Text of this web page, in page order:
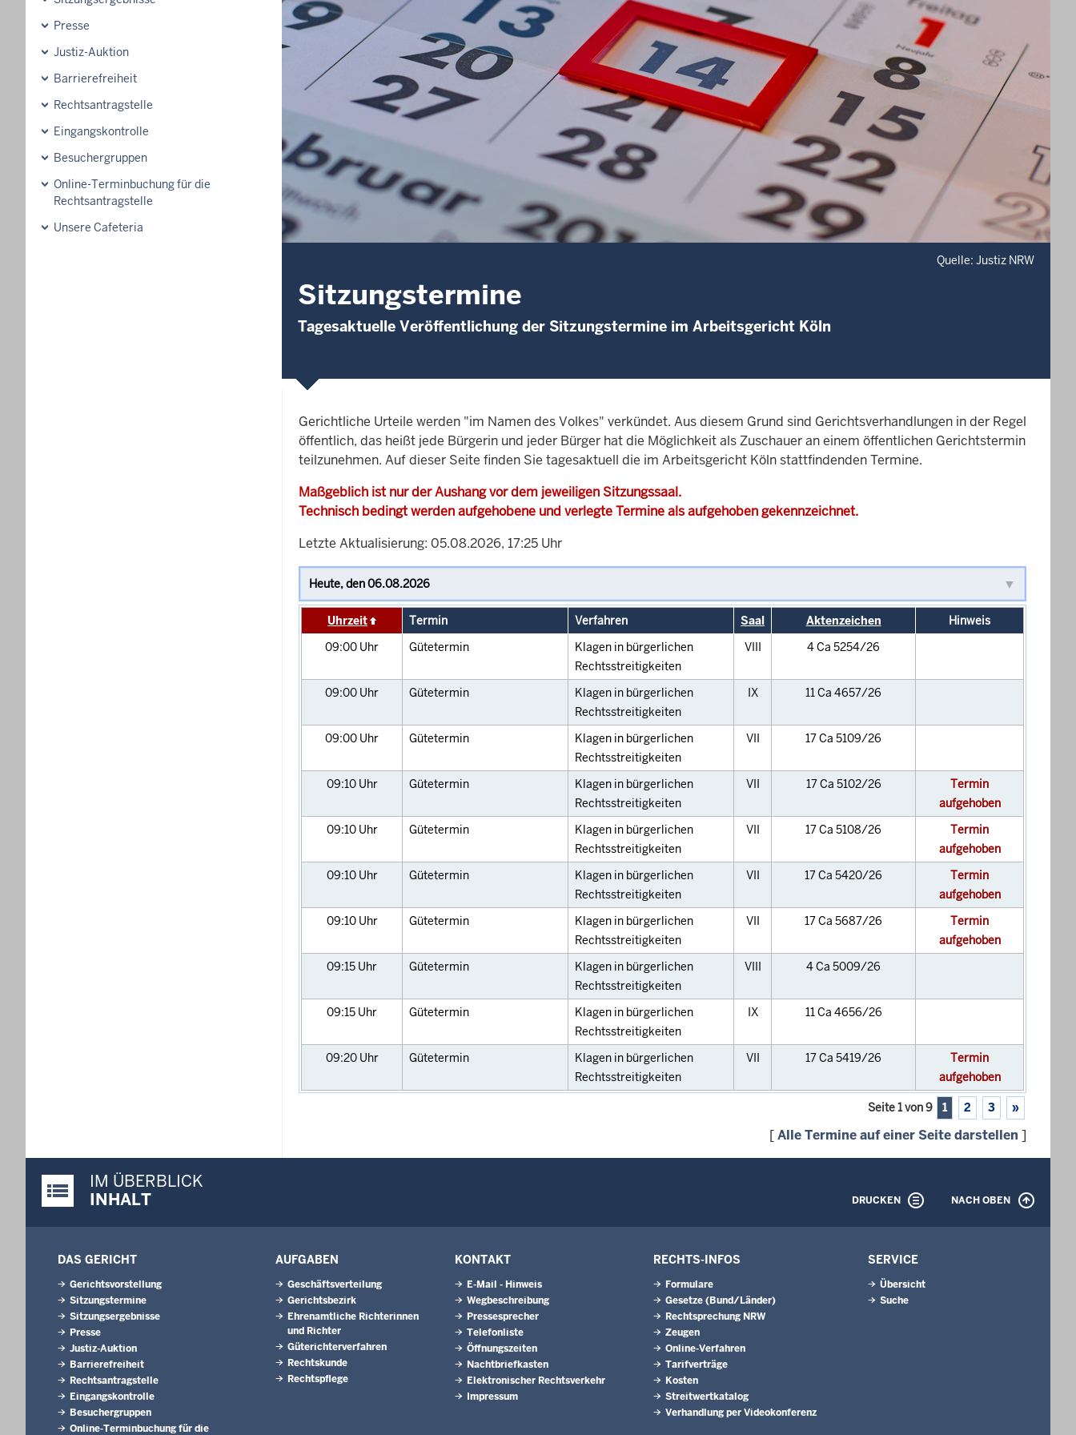
Presse
Justiz-Auktion
Barrierefreiheit
Rechtsantragstelle
Eingangskontrolle
Besuchergruppen
Online-Terminbuchung für die
Rechtsantragstelle
Unsere Cafeteria
Quelle: Justiz NRW
Sitzungstermine
Tagesaktuelle Veröffentlichung der Sitzungstermine im Arbeitsgericht Köln
Gerichtliche Urteile werden "im Namen des Volkes" verkündet. Aus diesem Grund sind Gerichtsverhandlungen in der Regel
öffentlich, das heißt jede Bürgerin und jeder Bürger hat die Möglichkeit als Zuschauer an einem öffentlichen Gerichtstermin
teilzunehmen. Auf dieser Seite finden Sie tagesaktuell die im Arbeitsgericht Köln stattfindenden Termine.
Maßgeblich ist nur der Aushang vor dem jeweiligen Sitzungssaal.
Technisch bedingt werden aufgehobene und verlegte Termine als aufgehoben gekennzeichnet.
Letzte Aktualisierung: 05.08.2026, 17:25 Uhr
Uhrzeit Termin Verfahren Saal Aktenzeichen
Hinweis
09:00 Uhr Gütetermin
Klagen in bürgerlichen
Rechtsstreitigkeiten
VIII 4 Ca 5254/26
09:00 Uhr Gütetermin
Klagen in bürgerlichen
Rechtsstreitigkeiten
IX 11 Ca 4657/26
09:00 Uhr Gütetermin
Klagen in bürgerlichen
Rechtsstreitigkeiten
VII 17 Ca 5109/26
09:10 Uhr Gütetermin
Klagen in bürgerlichen
Rechtsstreitigkeiten
VII 17 Ca 5102/26
Termin
aufgehoben
09:10 Uhr Gütetermin
Klagen in bürgerlichen
Rechtsstreitigkeiten
VII 17 Ca 5108/26
Termin
aufgehoben
09:10 Uhr Gütetermin
Klagen in bürgerlichen
Rechtsstreitigkeiten
VII 17 Ca 5420/26
Termin
aufgehoben
09:10 Uhr Gütetermin
Klagen in bürgerlichen
Rechtsstreitigkeiten
VII 17 Ca 5687/26
Termin
aufgehoben
09:15 Uhr Gütetermin
Klagen in bürgerlichen
Rechtsstreitigkeiten
VIII 4 Ca 5009/26
09:15 Uhr Gütetermin
Klagen in bürgerlichen
Rechtsstreitigkeiten
IX 11 Ca 4656/26
09:20 Uhr Gütetermin
Klagen in bürgerlichen
Rechtsstreitigkeiten
VII 17 Ca 5419/26
Termin
aufgehoben
Seite 1 von 9 1 2 3 »
[Alle Termine auf einer Seite darstellen ]
Justiz-Portal im Überblick:
IM ÜBERBLICK
INHALT
DRUCKEN NACH OBEN
DAS GERICHT
Gerichtsvorstellung
Sitzungstermine
Sitzungsergebnisse
Presse
Justiz-Auktion
Barrierefreiheit
Rechtsantragstelle
Eingangskontrolle
Besuchergruppen
Online-Terminbuchung für die
AUFGABEN
Geschäftsverteilung
Gerichtsbezirk
Ehrenamtliche Richterinnen
und Richter
Güterichterverfahren
Rechtskunde
Rechtspflege
KONTAKT
E-Mail - Hinweis
Wegbeschreibung
Pressesprecher
Telefonliste
Öffnungszeiten
Nachtbriefkasten
Elektronischer Rechtsverkehr
Impressum
RECHTS-INFOS
Formulare
Gesetze (Bund/Länder)
Rechtsprechung NRW
Zeugen
Online-Verfahren
Tarifverträge
Kosten
Streitwertkatalog
Verhandlung per Videokonferenz
SERVICE
Übersicht
Suche